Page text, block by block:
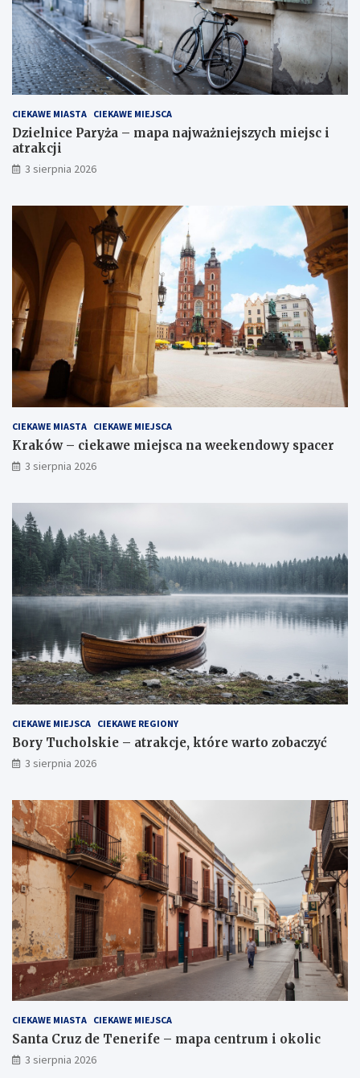
CIEKAWE MIASTA CIEKAWE MIEJSCA
Dzielnice Paryża – mapa najważniejszych miejsc i
atrakcji
3 sierpnia 2026
CIEKAWE MIASTA CIEKAWE MIEJSCA
Kraków – ciekawe miejsca na weekendowy spacer
3 sierpnia 2026
CIEKAWE MIEJSCA CIEKAWE REGIONY
Bory Tucholskie – atrakcje, które warto zobaczyć
3 sierpnia 2026
CIEKAWE MIASTA CIEKAWE MIEJSCA
Santa Cruz de Tenerife – mapa centrum i okolic
3 sierpnia 2026